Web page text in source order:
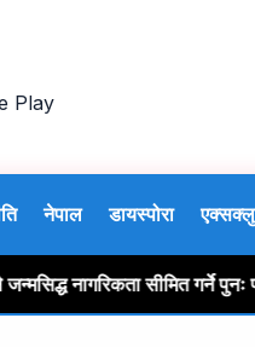
नेपाल डायस्पोरा
नागरिकता सीमित गर्ने पुनः